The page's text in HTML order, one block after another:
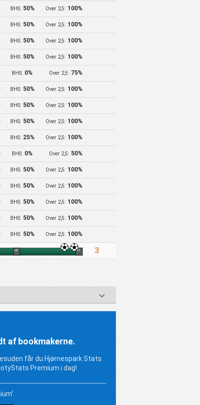
BHS: 50% Over 2,5: 100%
BHS: 50% Over 2,5: 100%
BHS: 50% Over 2,5: 100%
BHS: 50% Over 2,5: 100%
BHS: 0% Over 2,5: 75%
BHS: 50% Over 2,5: 100%
BHS: 50% Over 2,5: 100%
BHS: 50% Over 2,5: 100%
BHS: 25% Over 2,5: 100%
BHS: 0% Over 2,5: 50%
BHS: 50% Over 2,5: 100%
BHS: 50% Over 2,5: 100%
BHS: 50% Over 2,5: 100%
BHS: 50% Over 2,5: 100%
BHS: 50% Over 2,5: 100%
HT FT 3
af bookmakerne.
får du Hjørnespark Stats
Premium i dag!